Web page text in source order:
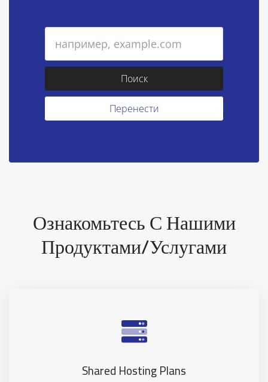
Ознакомьтесь С Нашими
Продуктами/услугами
Shared Hosting Plans